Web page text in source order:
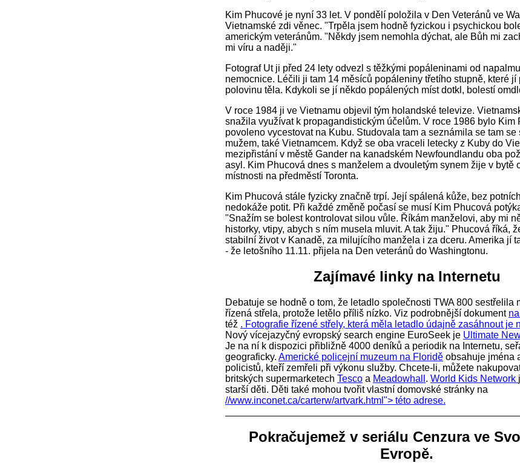
Kim Phucové je nyní 33 let. V pondělí položila v Den Veteránů ve
Vietnamské zdi věnec. "Trpěla jsem hodně fyzickou i psychickou
americkým veteránům. "Někdy jsem nemohla dýchat, ale Bůh mi
mi víru a naději."
Fotograf Ut ji před 24 lety odvezl s těžkými popáleninami od
nemocnice. Léčili ji tam 14 měsíců popáleniny třetího stupně, které jí
polovinu těla. Kdykoli se jí někdo popálených míst dotkl, bolestí
V roce 1984 ji ve Vietnamu objevil tým holandské televize.
snažila využívat k propagandistickým účelům. V roce 1986 bylo Kim
povoleno vycestovat na Kubu. Studovala tam a seznámila se tam se
mužem, také Vietnamcem. Když se oba vraceli letecky z Kuby do
mezipřistání v městě Gander na kanadském Newfoundlandu oba
asyl. Kim Phucová dnes s manželem a dvouletým synem žije v bytě
místnosti na předměstí Toronta.
Kim Phucová stále fyzicky značně trpí. Její spálená kůže, bez
nedokáže potit. Při každé změně počasí se musí Kim Phucová
"Snažím se bolest kontrolovat silou vůle. Říkám manželovi, aby mi
historky, vtipy, abych s ním musela mluvit. A tak žiju." Phucová říká,
stabilní život v Kanadě, za milujícího manžela i za dceru. Amerika jí
- že letošního 11.11. přijela na Den veteránů do Washingtonu.
Zajímavé linky na Internetu
Debatuje se hodně o tom, že letadlo společnosti TWA 800 sestřelila
řízená střela, protože letělo příliš nízko. Viz podrobnější dokument
též . Fotografie řízené střely, která měla letadlo údajně zasáhnout je
Nový vícejazyčný evropský search engine EuroSeek je Ultimate
Je na ní k dispozici přibližně 4000 deníků a periodik na Internetu,
geograficky. Americké policejní muzeum na Floridě obsahuje jména
policistů, kteří zemřeli při výkonu služby. Chcete-li, můžete
britských supermarketech Tesco a Meadowhall . World Kids Network
starší děti. Děti také mohou tvořit vlastní domovské stránky na
//www.inconet.ca/carterw/artvark.html"> této adrese.
Pokračujemež v seriálu Cenzura ve
Evropě.